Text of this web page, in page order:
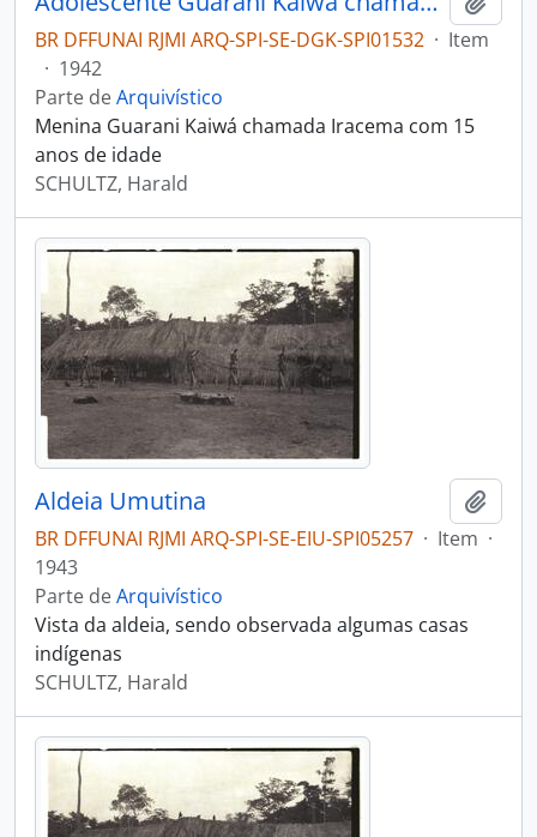
BR DFFUNAI RJMI ARQ-SPI-SE-DGK-SPI01532 · Item
· 1942
Parte deArquivístico
Menina Guarani Kaiwá chamada Iracema com 15
anos de idade
SCHULTZ, Harald
Aldeia Umutina
BR DFFUNAI RJMI ARQ-SPI-SE-EIU-SPI05257 · Item ·
1943
Parte deArquivístico
Vista da aldeia, sendo observada algumas casas
indígenas
SCHULTZ, Harald